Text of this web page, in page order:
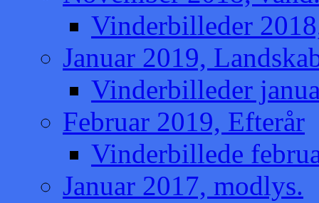
Vinderbilleder
Januar 2019,
Vinderbilleder
Februar 2019, Efterår
Vinderbillede
Januar 2017, modlys.